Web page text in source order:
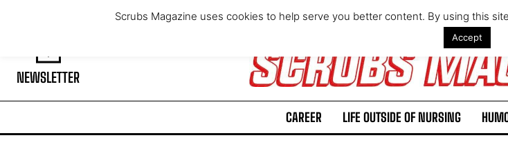
Thursday, August 6, 2026
NEWSLETTER
CAREER LIFE OUTSIDE OF NURSING
Scrubs Magazine uses cookies to help serve you better content. By using this
Accept